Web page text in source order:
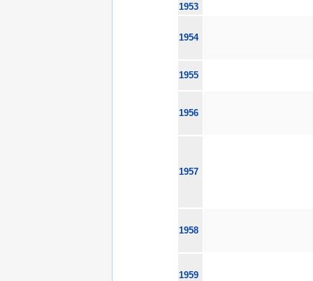
1953
1954
1955
1956
1957
1958
1959